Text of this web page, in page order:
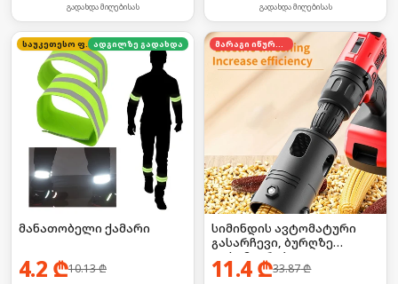
გადახდა მიღებისას გადახდა მიღებისას
საუკეთესო ფასი ადგილზე გადახდა
მანათობელი ქამარი
4.2 ₾10.13₾
მარაგი იწურება
სიმინდის ავტომატური
გასარჩევი, ბურღზე
დასამაგრებელი
11.4₾33.87₾